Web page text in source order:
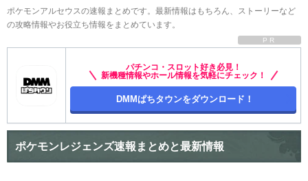
ポケモンアルセウスの速報まとめです。最新情報はもちろん、ストーリーなど
の攻略情報やお役立ち情報をまとめています。
PR
パチンコ・スロット好き必見！
新機種情報やホール情報を気軽にチェック！
DMMぱちタウンをダウンロード！
ポケモンレジェンズ速報まとめと最新情報